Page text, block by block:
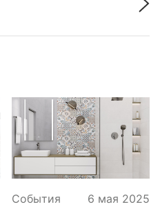
События 6 мая 2025